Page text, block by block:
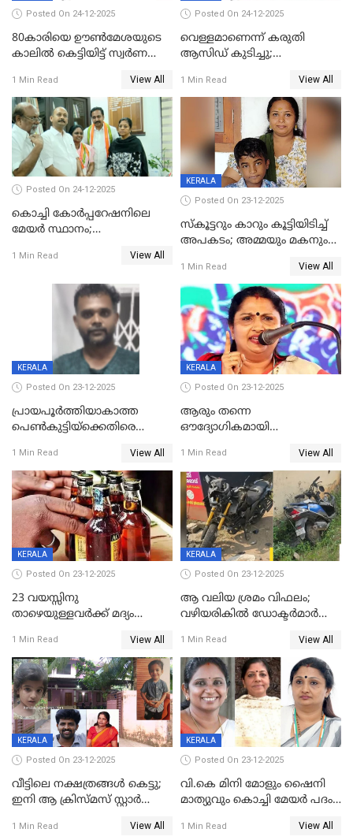
Posted On 24-12-2025
80കാരിയെ ഊൺമേശയുടെ
കാലിൽ കെട്ടിയിട്ട് സ്വർണവും
കൊച്ചുമകനും സുഹൃത്തും
അറസ്റ്റിൽ
1 Min Read View All
Posted On 24-12-2025
വെള്ളമാണെന്ന് കരുതി
ആസിഡ് കുടിച്ചു;
മരിച്ചു
1 Min Read View All
Posted On 24-12-2025
കൊച്ചി കോര്‍പ്പറേഷനിലെ
മേയര്‍ സ്ഥാനം;
രൂക്ഷം
1 Min Read View All
KERALA
Posted On 23-12-2025
സ്കൂട്ടറും കാറും കൂട്ടിയിടിച്ച്
അപകടം; അമ്മയും മകനും
ഗുരുതരാവസ്ഥയിൽ
1 Min Read View All
KERALA
Posted On 23-12-2025
പ്രായപൂർത്തിയാകാത്ത
പെൺകുട്ടിയ്ക്കെതിരെ
59 വർഷം തടവും 90,൦൦൦ രൂപ
പിഴയും ശിക്ഷ
1 Min Read View All
KERALA
Posted On 23-12-2025
ആരും തന്നെ
ഔദ്യോഗികമായി
കണ്ടെത്താൻ ഇന്ന് കോർ
കമ്മിറ്റി കൂടിയില്ല';
അതൃപ്തിയുമായി ദീപ്തി മേരി
വർഗീസ്
1 Min Read View All
KERALA
Posted On 23-12-2025
23 വയസ്സിനു
താഴെയുള്ളവർക്ക് മദ്യം
നടപടി;സ്ഥാപനങ്ങൾക്കെതിരെ
രണ്ട് കേസുകൾ
1 Min Read View All
KERALA
Posted On 23-12-2025
ആ വലിയ ശ്രമം വിഫലം;
വഴിയരികില്‍ ‌ഡോക്ടര്‍മാര്‍
മരണത്തിന് കീഴടങ്ങി
1 Min Read View All
KERALA
Posted On 23-12-2025
വീട്ടിലെ നക്ഷത്രങ്ങൾ കെട്ടു;
ഇനി ആ ക്രിസ്മസ് സ്റ്റാർ
വേണ്ടിയുള്ള
1 Min Read View All
KERALA
Posted On 23-12-2025
വി.കെ മിനി മോളും ഷൈനി
മാത്യുവും കൊച്ചി മേയർ പദം
മേയറാകില്ല
1 Min Read View All